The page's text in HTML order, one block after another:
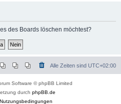
des Boards löschen möchtest?
Alle Zeiten sind UTC+02:00
Software © phpBB Limited
durch phpBB.de
Nutzungsbedingungen